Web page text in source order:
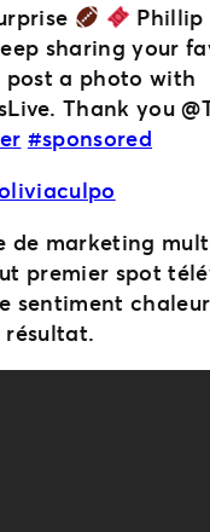
Phillip
sharing your
post a photo with
Thank you
#sponsored
de marketing
premier spot
résultat.